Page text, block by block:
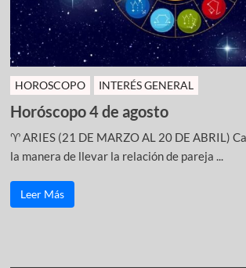
HOROSCOPO INTERÉS GENERAL
Horóscopo 4 de agosto
♈ ARIES (21 DE MARZO AL 20 DE ABRIL)
la manera de llevar la relación de pareja ...
Leer Más